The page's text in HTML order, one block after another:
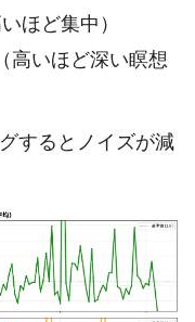
ほど集中）
高いほど深い瞑想
するとノイズが減